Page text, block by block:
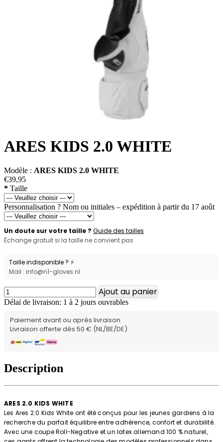
ARES KIDS 2.0 WHITE
Modèle : ARES KIDS 2.0 WHITE
€39,95
* Taille
Personnalisation ? Nom ou initiales – expédition à partir du 17 août
Un doute sur votre taille ? Guide des tailles
Échange gratuit si la taille ne convient pas
Taille indisponible ? ⚡
Mail : info@n1-gloves.nl
Ajout au panier
Délai de livraison: 1 à 2 jours ouvrables
Paiement avant ou après livraison
Livraison offerte dès 50 € (NL/BE/DE)
Description
ARES 2.0 KIDS WHITE
Les Ares 2.0 Kids White ont été conçus pour les jeunes gardiens à la
recherche du parfait équilibre entre adhérence, confort et durabilité.
Avec une coupe Roll-Negative et un latex allemand 100 % naturel,